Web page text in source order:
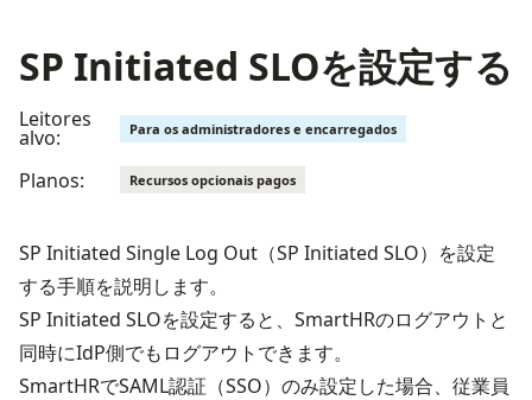
SP Initiated SLOを設定する
Leitores
alvo: Para os administradores e encarregados
Planos: Recursos opcionais pagos
SP Initiated Single Log Out（SP Initiated SLO）を設定
する手順を説明します。
SP Initiated SLOを設定すると、SmartHRのログアウトと
同時にIdP側でもログアウトできます。
SmartHRでSAML認証（SSO）のみ設定した場合、従業員